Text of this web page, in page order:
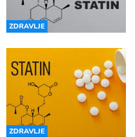
ZDRAVLJE
ZDRAVLJE